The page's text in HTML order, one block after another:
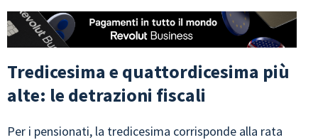
Tredicesima e quattordicesima più
alte: le detrazioni fiscali
Per i pensionati, la tredicesima corrisponde alla rata